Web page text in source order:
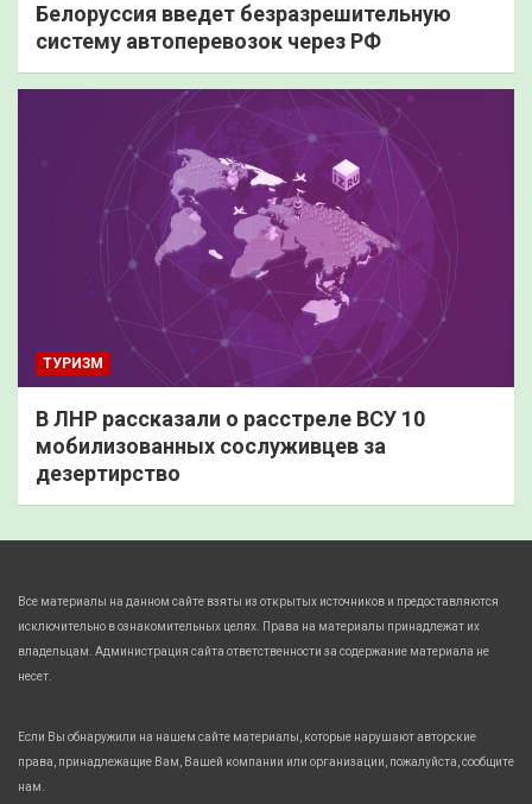
Белоруссия введет безразрешительную
систему автоперевозок через РФ
ТУРИЗМ
В ЛНР рассказали о расстреле ВСУ 10
мобилизованных сослуживцев за
дезертирство
Все материалы на данном сайте взяты из открытых источников и предоставляются
исключительно в ознакомительных целях. Права на материалы принадлежат их
владельцам. Администрация сайта ответственности за содержание материала не
несет.
Если Вы обнаружили на нашем сайте материалы, которые нарушают авторские
права, принадлежащие Вам, Вашей компании или организации, пожалуйста, сообщите
нам.